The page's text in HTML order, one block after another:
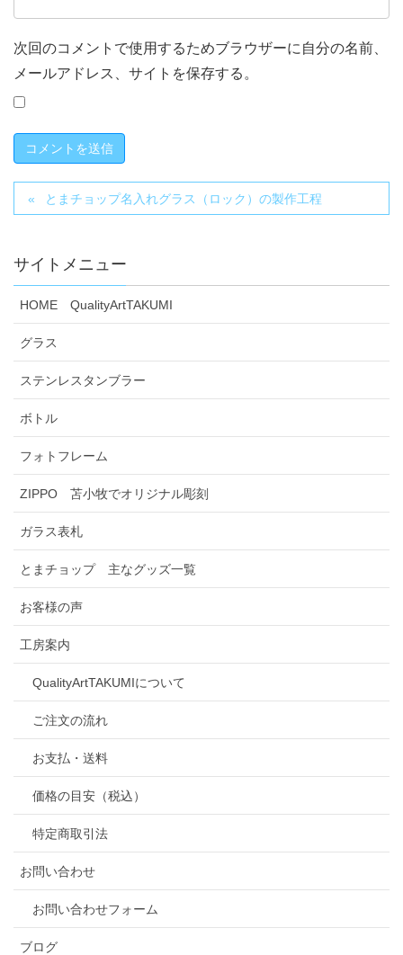
次回のコメントで使用するためブラウザーに自分の名前、
メールアドレス、サイトを保存する。
とまチョップ名入れグラス（ロック）の製作工程
サイトメニュー
HOME QualityArtTAKUMI
グラス
ステンレスタンブラー
ボトル
フォトフレーム
ZIPPO 苫小牧でオリジナル彫刻
ガラス表札
とまチョップ 主なグッズ一覧
お客様の声
工房案内
QualityArtTAKUMIについて
ご注文の流れ
お支払・送料
価格の目安（税込）
特定商取引法
お問い合わせ
お問い合わせフォーム
ブログ